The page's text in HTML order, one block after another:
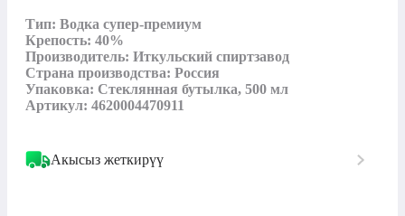
Тип: Водка супер-премиум
Крепость: 40%
Производитель: Иткульский спиртзавод
Страна производства: Россия
Упаковка: Стеклянная бутылка, 500 мл
Артикул: 4620004470911
Акысыз жеткирүү